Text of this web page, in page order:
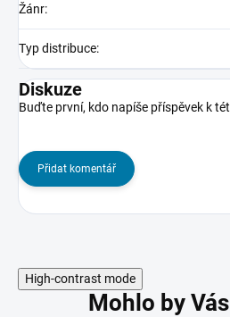
Žánr:
Typ distribuce:
Diskuze
Buďte první, kdo napíše příspěvek k
Přidat komentář
High-contrast mode
Mohlo by